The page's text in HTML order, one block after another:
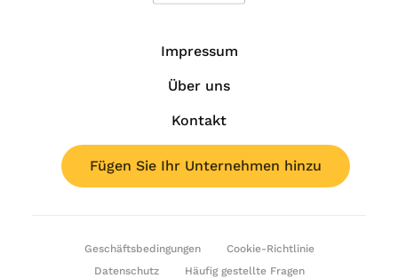
Impressum
Über uns
Kontakt
Fügen Sie Ihr Unternehmen hinzu
Geschäftsbedingungen
Cookie-Richtlinie
Datenschutz
Häufig gestellte Fragen